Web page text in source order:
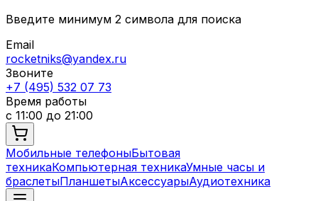
Введите минимум 2 символа для поиска
Email
rocketniks@yandex.ru
Звоните
+7 (495) 532 07 73
Время работы
с 11:00 до 21:00
Мобильные телефоныБытовая
техникаКомпьютерная техникаУмные часы и
браслетыПланшетыАксессуарыАудиотехника